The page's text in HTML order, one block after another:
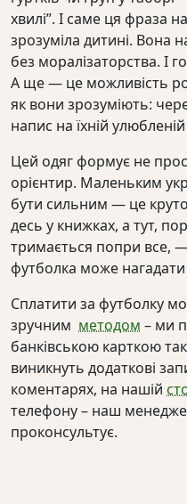
хвилі”. І саме ця фраза
зрозуміла дитині. Вона
без моралізаторства. І
А ще — це можливість
як вони зрозуміють:
напис на їхній
Цей одяг формує не
орієнтир. Маленьким
бути сильним — це
десь у книжках, а тут,
тримається попри все,
футболка може
Сплатити за футболку
зручним методом – ми
банківською карткою
виникнуть додаткові
коментарях, на нашій
телефону – наш
проконсультує.